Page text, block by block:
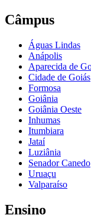
Câmpus
Águas Lindas
Anápolis
Aparecida de
Cidade de Goiás
Formosa
Goiânia
Goiânia Oeste
Inhumas
Itumbiara
Jataí
Luziânia
Senador Canedo
Uruaçu
Valparaíso
Ensino